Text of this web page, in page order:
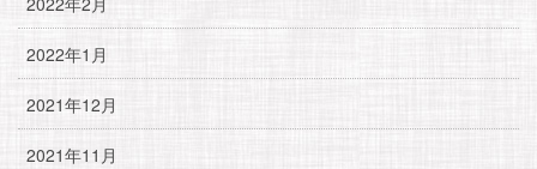
2022年1月
2021年12月
2021年11月